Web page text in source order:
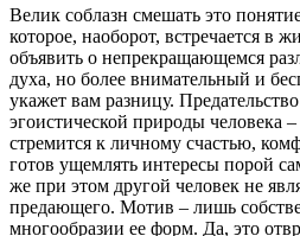
Велик соблазн смешать это
которое, наоборот, встречается в
объявить о непрекращающемся
духа, но более внимательный и
укажет вам разницу.
эгоистической природы человека –
стремится к личному счастью,
готов ущемлять интересы порой
же при этом другой человек не
предающего. Мотив – лишь
многообразии ее форм. Да, это